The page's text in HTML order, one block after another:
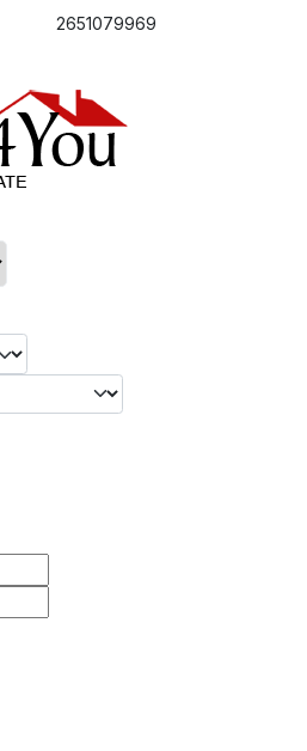
2651079969